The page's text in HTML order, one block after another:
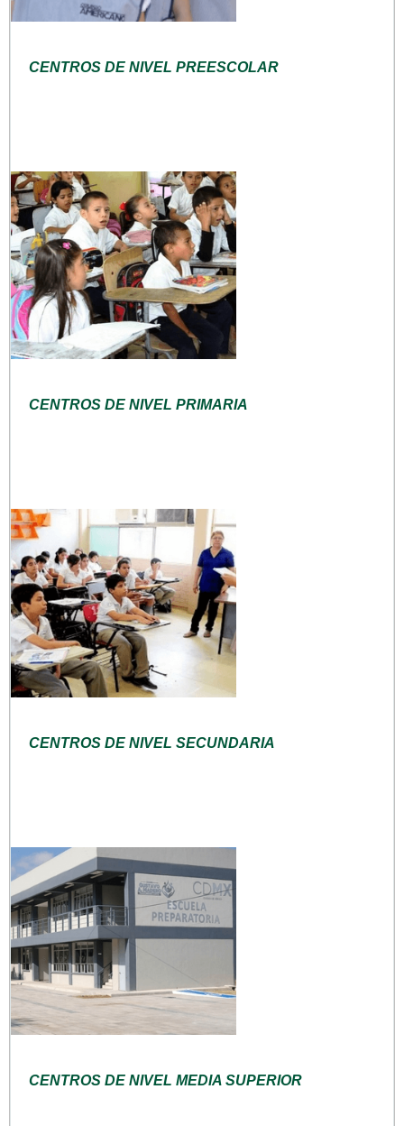
CENTROS DE NIVEL PREESCOLAR
CENTROS DE NIVEL PRIMARIA
CENTROS DE NIVEL SECUNDARIA
CENTROS DE NIVEL MEDIA SUPERIOR